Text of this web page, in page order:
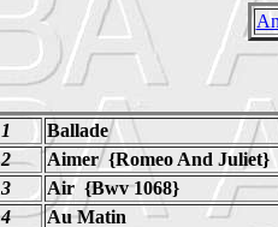
1
Ballade
2
Aimer {Romeo And Juliet}
3
Air {Bwv 1068}
4
Au Matin